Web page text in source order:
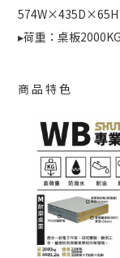
▸荷重：桌板
商品特色